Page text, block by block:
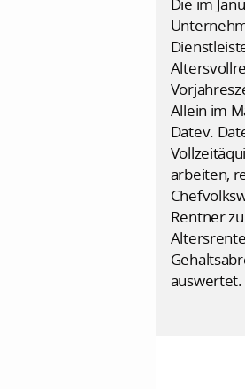
Allein im
Datev.
arbeiten,
Rentner
auswertet.